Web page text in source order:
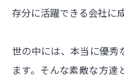
存分に活躍できる会社に
世の中には、本当に優秀
ます。そんな素敵な方